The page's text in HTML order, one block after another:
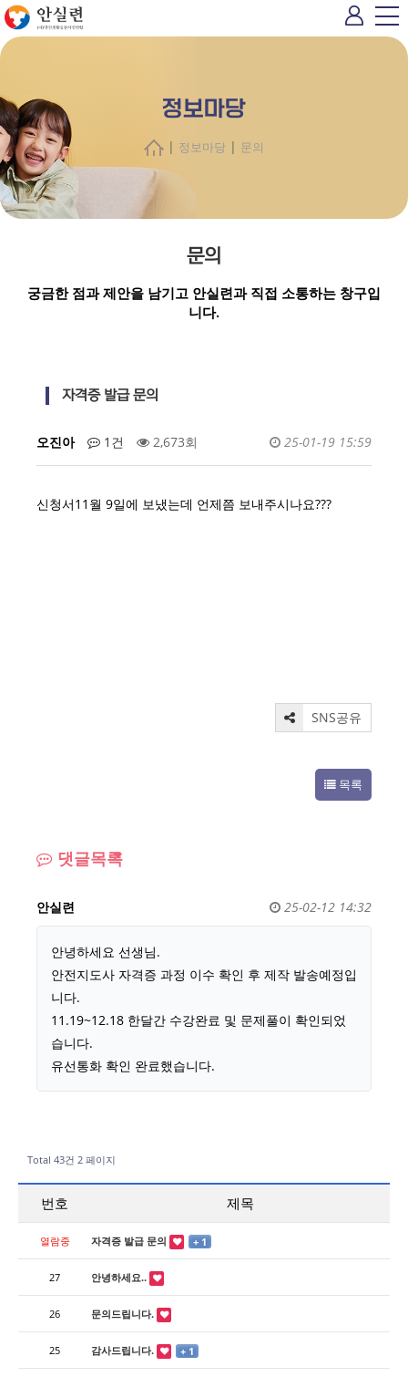
정보마당
| 정보마당 | 문의
문의
궁금한 점과 제안을 남기고 안실련과 직접 소통하는 창구입
니다.
자격증 발급 문의
오진아 1건 2,673회 25-01-19 15:59
신청서11월 9일에 보냈는데 언제쯤 보내주시나요???
SNS공유
목록
댓글목록
안실련 25-02-12 14:32
안녕하세요 선생님.
안전지도사 자격증 과정 이수 확인 후 제작 발송예정입
니다.
11.19~12.18 한달간 수강완료 및 문제풀이 확인되었
습니다.
유선통화 확인 완료했습니다.
Total 43건 2 페이지
번호 제목
열람중 자격증 발급 문의 + 1
27 안녕하세요..
26 문의드립니다.
25 감사드립니다. + 1